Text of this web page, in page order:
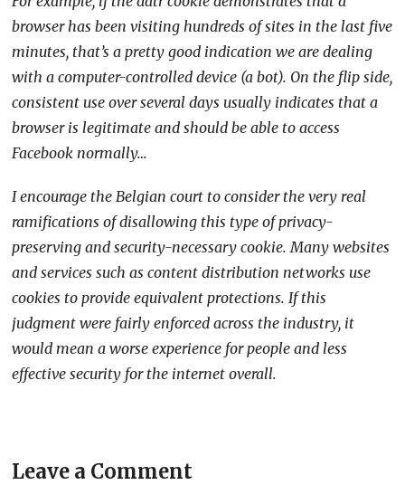
browser has been visiting hundreds of sites in the last five
minutes, that’s a pretty good indication we are dealing
with a computer-controlled device (a bot). On the flip side,
consistent use over several days usually indicates that a
browser is legitimate and should be able to access
Facebook normally…
I encourage the Belgian court to consider the very real
ramifications of disallowing this type of privacy-
preserving and security-necessary cookie. Many websites
and services such as content distribution networks use
cookies to provide equivalent protections. If this
judgment were fairly enforced across the industry, it
would mean a worse experience for people and less
effective security for the internet overall.
Leave a Comment